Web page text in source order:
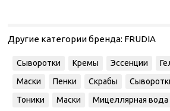
Другие категории бренда: FRUDIA
Сыворотки Кремы Эссенции
Маски
Пенки Скрабы
Тоники
Маски
Мицеллярная вода